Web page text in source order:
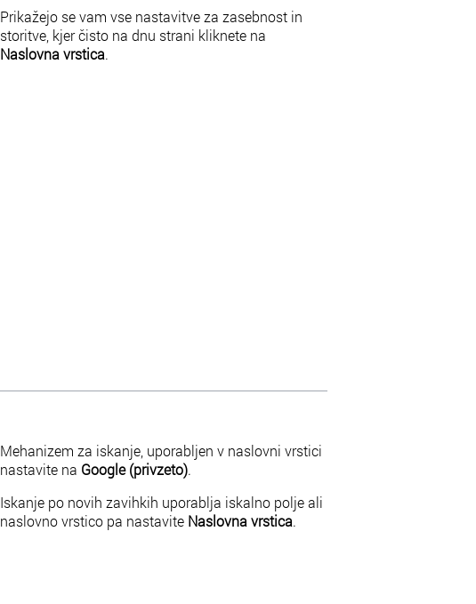
Prikažejo se vam vse nastavitve za zasebnost in
storitve, kjer čisto na dnu strani kliknete na
Naslovna vrstica.
Mehanizem za iskanje, uporabljen v naslovni vrstici
nastavite na Google (privzeto).
Iskanje po novih zavihkih uporablja iskalno polje ali
naslovno vrstico pa nastavite Naslovna vrstica.